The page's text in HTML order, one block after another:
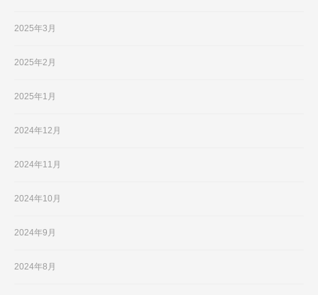
2025年3月
2025年2月
2025年1月
2024年12月
2024年11月
2024年10月
2024年9月
2024年8月